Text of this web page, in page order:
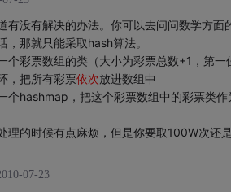
有没有解决的办法。你可以去问问数学方面
，那就只能采取hash算法。
个彩票数组的类（大小为彩票总数+1，第
，把所有彩票依次放进数组中
个hashmap，把这个彩票数组中的彩票类
理的时候有点麻烦，但是你要取100W次还
07-23